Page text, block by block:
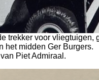
trekker voor vliegtuigen,
het midden Ger Burgers.
Piet Admiraal.